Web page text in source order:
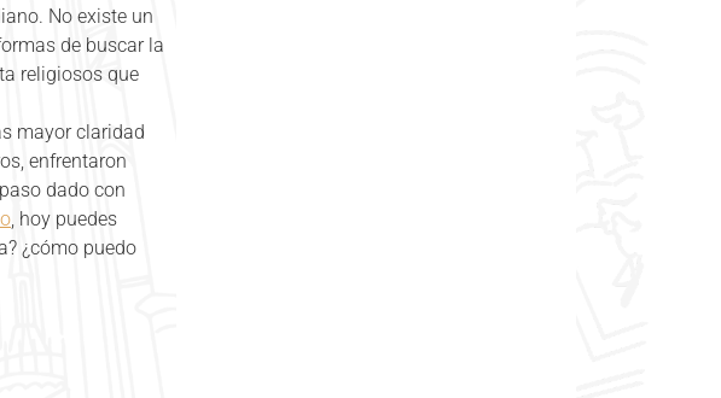
No existe un
de buscar la
religiosos que
mayor claridad
enfrentaron
dado con
, hoy puedes
¿cómo puedo